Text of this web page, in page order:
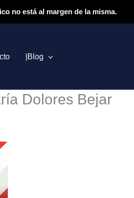
no está al margen de la misma.
|Blog
Dolores Bejar